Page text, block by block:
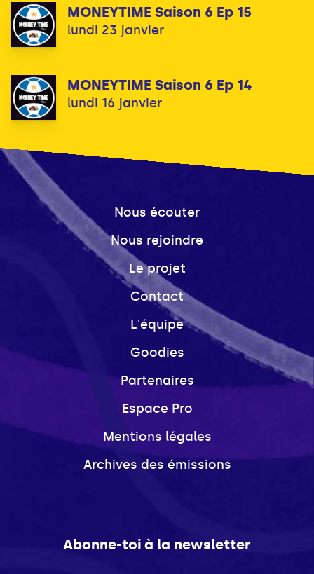
MONEYTIME Saison 6 Ep 15
lundi 23 janvier
MONEYTIME Saison 6 Ep 14
lundi 16 janvier
Nous écouter
Nous rejoindre
Le projet
Contact
L'équipe
Goodies
Partenaires
Espace Pro
Mentions légales
Archives des émissions
Abonne-toi à la newsletter